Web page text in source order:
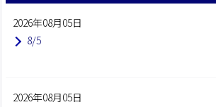
2026年08月05日
8/5
2026年08月05日